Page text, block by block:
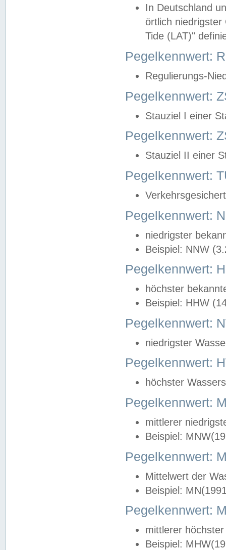
In Deutschland
örtlich
Tide (LAT)"
Pegelkennwert:
Regulierungs-
Pegelkennwert:
Stauziel I einer
Pegelkennwert:
Stauziel II einer
Pegelkennwert:
Pegelkennwert:
niedrigster
Beispiel: NNW
Pegelkennwert:
höchster
Beispiel: HHW
Pegelkennwert:
niedrigster
Pegelkennwert:
höchster
Pegelkennwert:
mittlerer
Beispiel:
Pegelkennwert:
Mittelwert der
Beispiel:
Pegelkennwert:
mittlerer
Beispiel: